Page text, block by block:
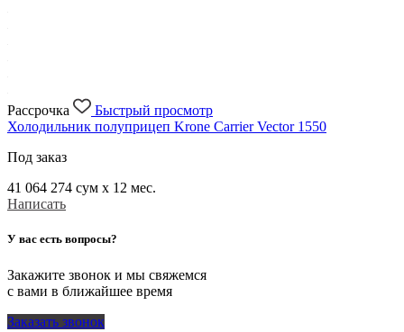
Рассрочка
Быстрый просмотр
Холодильник полуприцеп Krone Carrier Vector 1550
Под заказ
41 064 274 сум x 12 мес.
Написать
У вас есть вопросы?
Закажите звонок и мы свяжемся
с вами в ближайшее время
Заказать звонок